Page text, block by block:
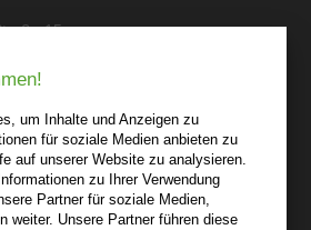
15
Sie persönlich da.
um Inhalte und Anzeigen zu
für soziale Medien anbieten zu
auf unserer Website zu analysieren.
zu Ihrer Verwendung
Partner für soziale Medien,
weiter. Unsere Partner führen diese